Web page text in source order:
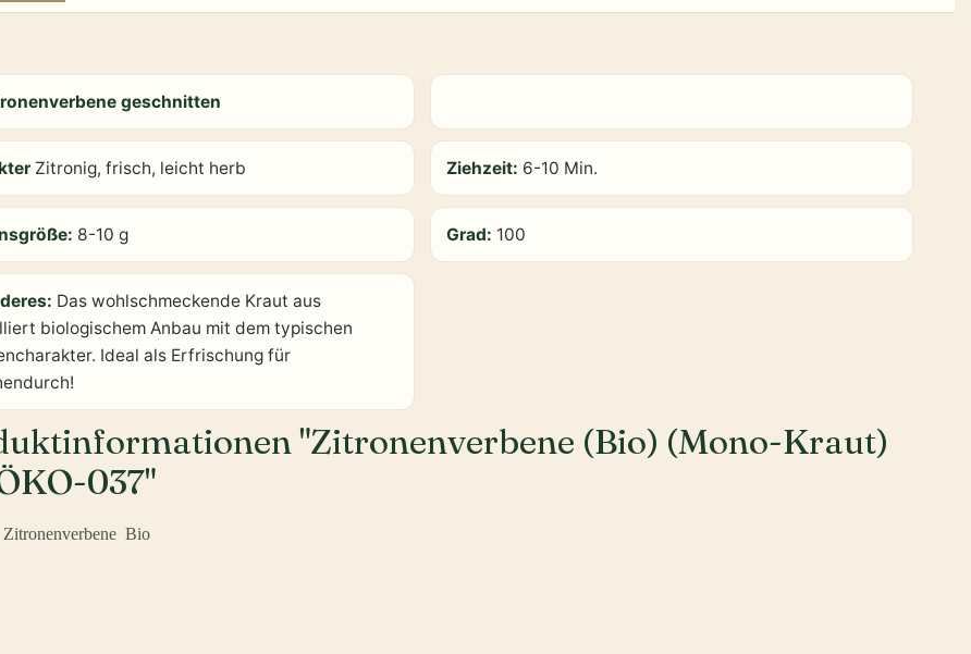
geschnitten
Zitronig, frisch, leicht herb Ziehzeit: 6-10 Min.
8-10 g Grad: 100
Das wohlschmeckende Kraut aus
biologischem Anbau mit dem typischen
Ideal als Erfrischung für
"Zitronenverbene (Bio) (Mono-Kraut)
037"
Bio